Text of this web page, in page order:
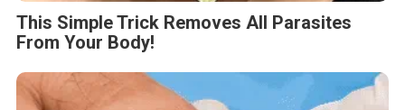
This Simple Trick Removes All Parasites
From Your Body!